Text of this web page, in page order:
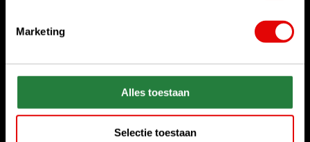
Marketing
Alles toestaan
Selectie toestaan
Chat met ons
Stuur ons een e-mail
sales@golfdriver.nl